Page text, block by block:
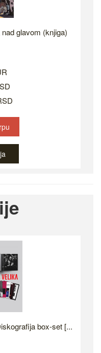
glavom (knjiga)
box-set [...